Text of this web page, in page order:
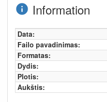
Information
Data:
Failo pavadinimas:
Formatas:
Dydis:
Plotis:
Aukštis: